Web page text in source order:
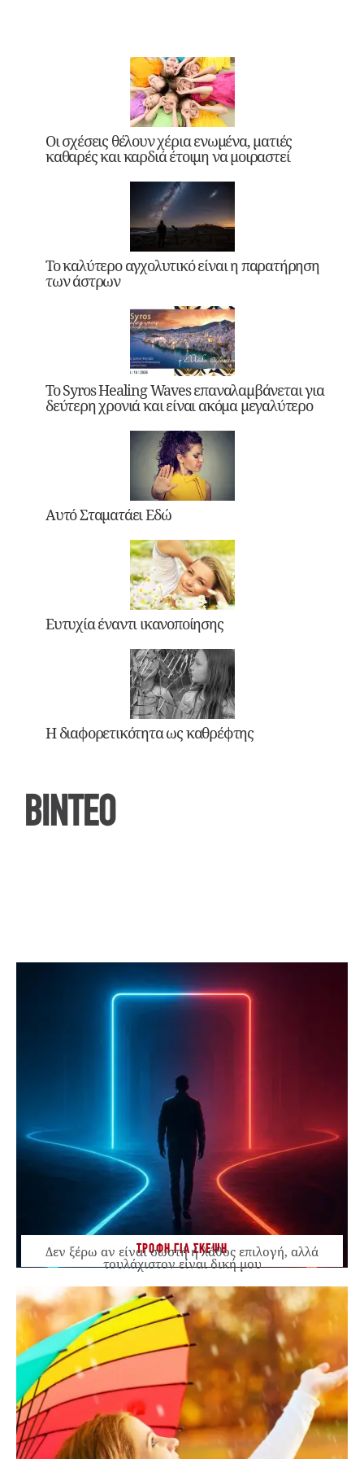
Οι σχέσεις θέλουν χέρια ενωμένα, ματιές
καθαρές και καρδιά έτοιμη να μοιραστεί
Το καλύτερο αγχολυτικό είναι η παρατήρηση
των άστρων
Το Syros Healing Waves επαναλαμβάνεται για
δεύτερη χρονιά και είναι ακόμα μεγαλύτερο
Αυτό Σταματάει Εδώ
Ευτυχία έναντι ικανοποίησης
Η διαφορετικότητα ως καθρέφτης
ΒΙΝΤΕΟ
ΤΡΟΦΗ ΓΙΑ ΣΚΕΨΗ
Δεν ξέρω αν είναι σωστή ή λάθος επιλογή, αλλά
τουλάχιστον είναι δική μου